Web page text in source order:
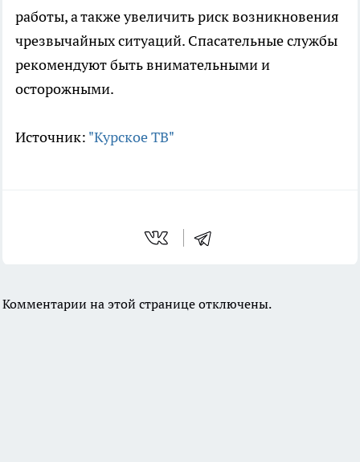
работы, а также увеличить риск возникновения
чрезвычайных ситуаций. Спасательные службы
рекомендуют быть внимательными и
осторожными.
Источник: "Курское ТВ"
Комментарии на этой странице отключены.